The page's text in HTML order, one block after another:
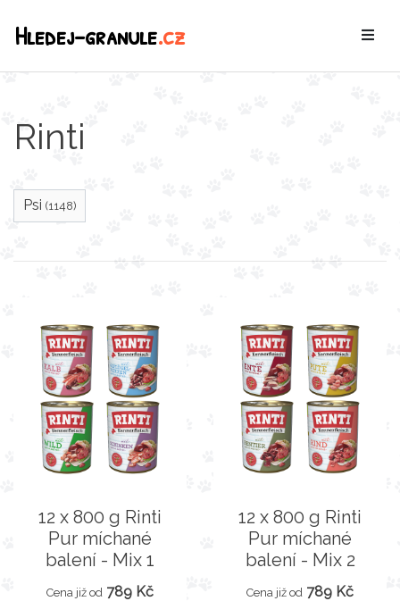
Hledej-granule.cz
Rinti
Psi (1148)
12 x 800 g Rinti
Pur míchané
balení - Mix 1
Cena již od 789 Kč
12 x 800 g Rinti
Pur míchané
balení - Mix 2
Cena již od 789 Kč